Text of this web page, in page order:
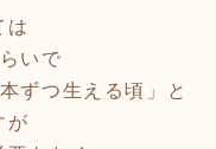
は
いで
ずつ生える頃」と
が